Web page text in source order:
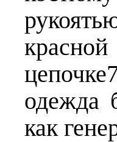
одежда
как